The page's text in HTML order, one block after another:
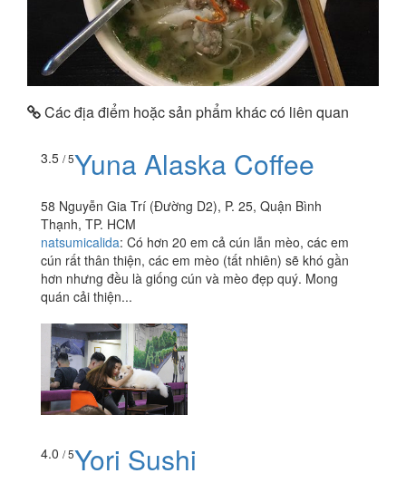
Các địa điểm hoặc sản phẩm khác có liên quan
3.5 / 5Yuna Alaska Coffee
58 Nguyễn Gia Trí (Đường D2), P. 25, Quận Bình
Thạnh, TP. HCM
natsumicalida: Có hơn 20 em cả cún lẫn mèo, các em
cún rất thân thiện, các em mèo (tất nhiên) sẽ khó gần
hơn nhưng đều là giống cún và mèo đẹp quý. Mong
quán cải thiện...
4.0 / 5Yori Sushi